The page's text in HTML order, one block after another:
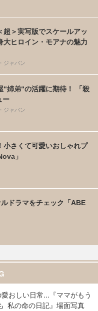
超＞実写版でスケールアッ
大ヒロイン・モアナの魅力
ジャパン
“姉弟“の活躍に期待！ 「殺
ー
ジャパン
小さくて可愛いおしゃれプ
」
ドラマをチェック「ABE
おしい日常...『ママがもう
私の命の日記』場面写真